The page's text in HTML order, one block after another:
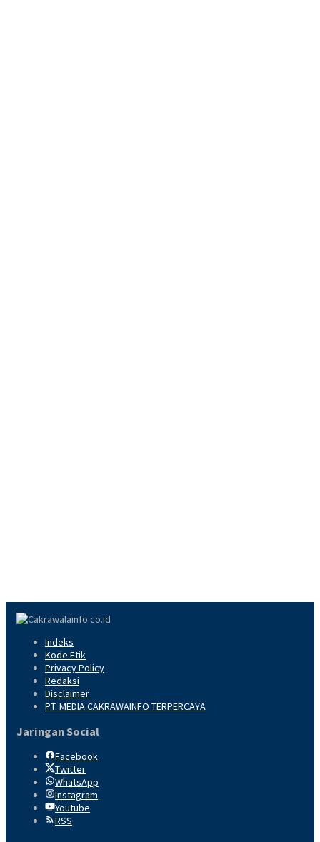
Indeks
Kode Etik
Privacy Policy
Redaksi
Disclaimer
PT. MEDIA CAKRAWAINFO TERPERCAYA
Jaringan Social
Facebook
Twitter
WhatsApp
Instagram
Youtube
RSS